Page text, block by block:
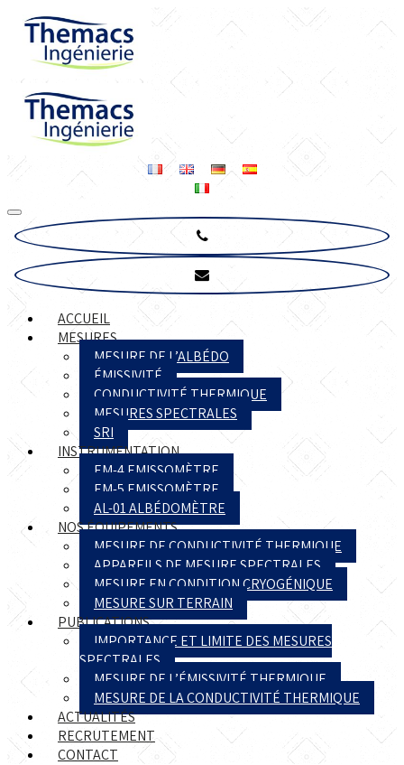
ACCUEIL
MESURES
MESURE DE L’ALBÉDO
ÉMISSIVITÉ
CONDUCTIVITÉ THERMIQUE
MESURES SPECTRALES
SRI
INSTRUMENTATION
EM-4 EMISSOMÈTRE
EM-5 EMISSOMÈTRE
AL-01 ALBÉDOMÈTRE
NOS ÉQUIPEMENTS
MESURE DE CONDUCTIVITÉ THERMIQUE
APPAREILS DE MESURE SPECTRALES
MESURE EN CONDITION CRYOGÉNIQUE
MESURE SUR TERRAIN
PUBLICATIONS
IMPORTANCE ET LIMITE DES MESURES
SPECTRALES
MESURE DE L’ÉMISSIVITÉ THERMIQUE
MESURE DE LA CONDUCTIVITÉ THERMIQUE
ACTUALITÉS
RECRUTEMENT
CONTACT